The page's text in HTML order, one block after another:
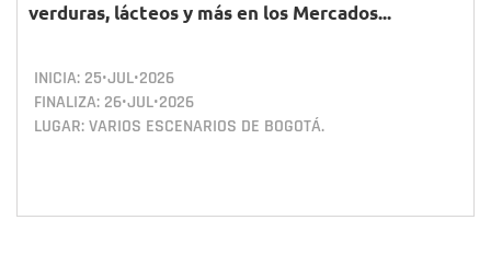
verduras, lácteos y más en los Mercados...
INICIA: 25•JUL•2026
FINALIZA: 26•JUL•2026
LUGAR: VARIOS ESCENARIOS DE BOGOTÁ.